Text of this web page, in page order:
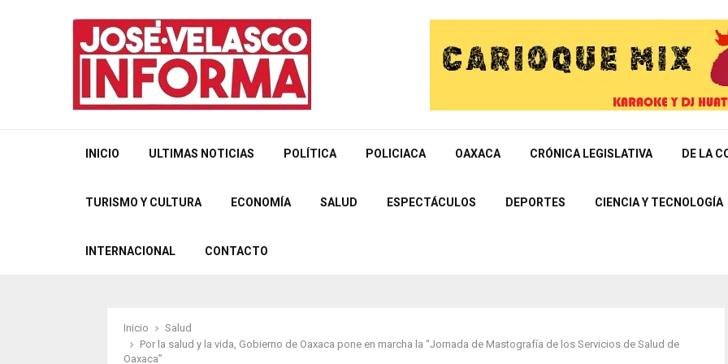
INICIO ULTIMAS NOTICIAS POLÍTICA POLICIACA OAXACA CRÓNICA LEGISLATIVA DE LA
TURISMO Y CULTURA ECONOMÍA SALUD ESPECTÁCULOS DEPORTES CIENCIA Y TECNOLOGÍA
INTERNACIONAL CONTACTO
Inicio
Salud
Por la salud y la vida, Gobierno de Oaxaca pone en marcha la “Jornada de Mastografía de los Servicios de Salud de
Oaxaca”